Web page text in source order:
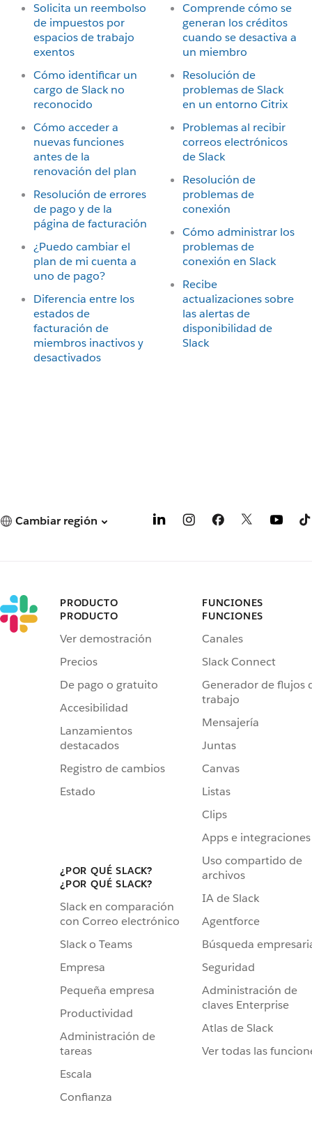
Solicita un reembolso
de impuestos por
espacios de trabajo
exentos
Cómo identificar un
cargo de Slack no
reconocido
Cómo acceder a
nuevas funciones
antes de la
renovación del plan
Resolución de errores
de pago y de la
página de facturación
¿Puedo cambiar el
plan de mi cuenta a
uno de pago?
Diferencia entre los
estados de
facturación de
miembros inactivos y
desactivados
Comprende cómo se
generan los créditos
cuando se desactiva a
un miembro
Resolución de
problemas de Slack
en un entorno Citrix
Problemas al recibir
correos electrónicos
de Slack
Resolución de
problemas de
conexión
Cómo administrar los
problemas de
conexión en Slack
Recibe
actualizaciones sobre
las alertas de
disponibilidad de
Slack
Cambiar región
PRODUCTO
PRODUCTO
Ver demostración
Precios
De pago o gratuito
Accesibilidad
Lanzamientos
destacados
Registro de cambios
Estado
¿POR QUÉ SLACK?
¿POR QUÉ SLACK?
Slack en comparación
con Correo electrónico
Slack o Teams
Empresa
Pequeña empresa
Productividad
Administración de
tareas
Escala
Confianza
FUNCIONES
FUNCIONES
Canales
Slack Connect
Generador de flujos
trabajo
Mensajería
Juntas
Canvas
Listas
Clips
Apps e integraciones
Uso compartido de
archivos
IA de Slack
Agentforce
Búsqueda
Seguridad
Administración de
claves Enterprise
Atlas de Slack
Ver todas las